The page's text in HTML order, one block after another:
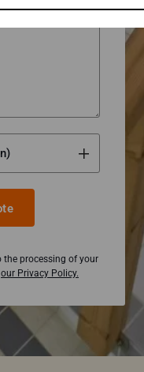
the processing of your
our Privacy Policy.